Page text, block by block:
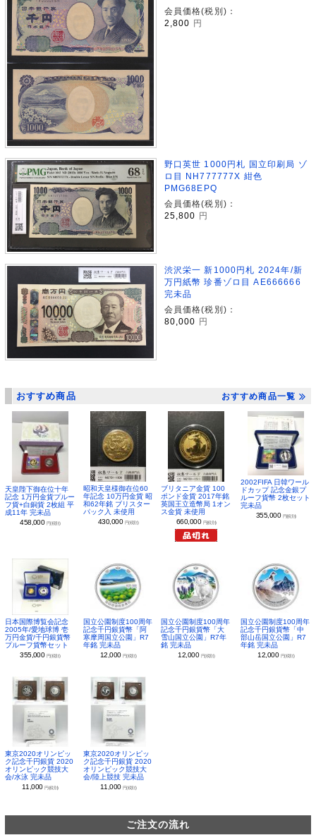
会員価格(税別)：
2,800 円
野口英世 1000円札 国立印刷局 ゾ
ロ目 NH777777X 紺色
PMG68EPQ
会員価格(税別)：
25,800 円
渋沢栄一 新1000円札 2024年/新
万円紙幣 珍番ゾロ目 AE666666
完未品
会員価格(税別)：
80,000
円
おすすめ商品 おすすめ商品一覧
天皇陛下御在位十年
記念 1万円金貨プルー
フ貨+白銅貨 2枚組 平
成11年 完未品
458,000 円(税別)
昭和天皇様御在位60
年記念 10万円金貨 昭
和62年銘 ブリスター
パック入 未使用
430,000 円(税別)
ブリタニア金貨 100
ポンド金貨 2017年銘
英国王立造幣局 1オン
ス金貨 未使用
660,000 円(税別)
2002FIFA 日韓ワール
ドカップ 記念金銀プ
ルーフ貨幣 2枚セット
完未品
355,000 円(税別)
日本国際博覧会記念
2005年/愛地球博 壱
万円金貨/千円銀貨幣
プルーフ貨幣セット
355,000 円(税別)
国立公園制度100周年
記念千円銀貨幣「阿
寒摩周国立公園」R7
年銘 完未品
12,000 円(税別)
国立公園制度100周年
記念千円銀貨幣「大
雪山国立公園」R7年
銘 完未品
12,000 円(税別)
国立公園制度100周年
記念千円銀貨幣「中
部山岳国立公園」R7
年銘 完未品
12,000 円(税別)
東京2020オリンピッ
ク記念千円銀貨 2020
オリンピック競技大
会/水泳 完未品
11,000円(税別)
東京2020オリンピッ
ク記念千円銀貨 2020
オリンピック競技大
会/陸上競技 完未品
11,000 円(税別)
ご注文の流れ